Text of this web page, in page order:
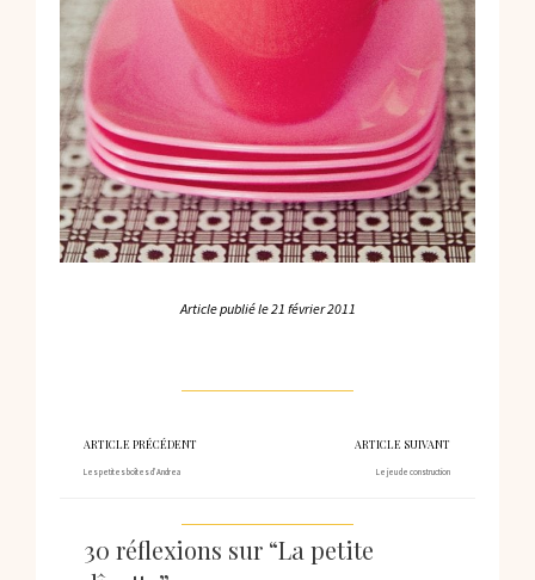
Article publié le21 février 2011
ARTICLE PRÉCÉDENT
Les petites boîtes d’Andrea
ARTICLE SUIVANT
Le jeu de construction
30 réflexions sur “La petite